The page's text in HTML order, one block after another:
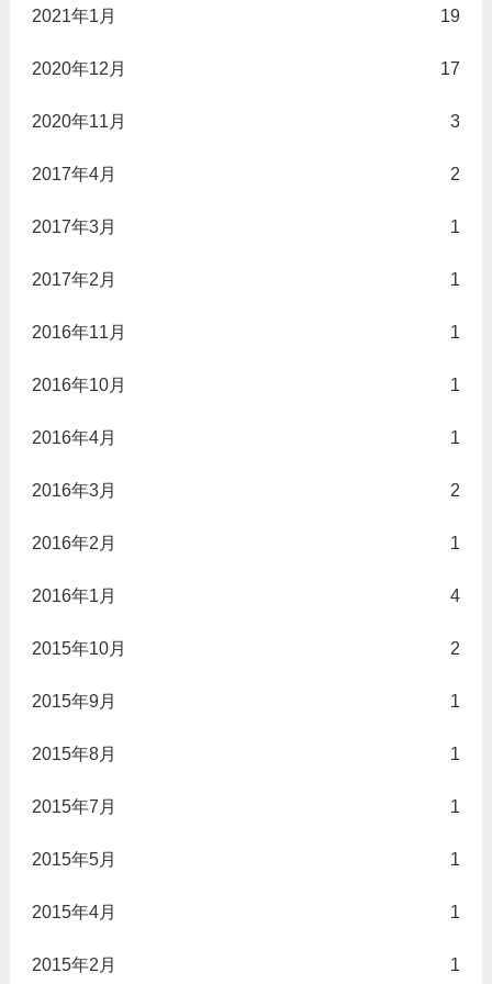
2021年1月 19
2020年12月 17
2020年11月 3
2017年4月 2
2017年3月 1
2017年2月 1
2016年11月 1
2016年10月 1
2016年4月 1
2016年3月 2
2016年2月 1
2016年1月 4
2015年10月 2
2015年9月 1
2015年8月 1
2015年7月 1
2015年5月 1
2015年4月 1
2015年2月 1